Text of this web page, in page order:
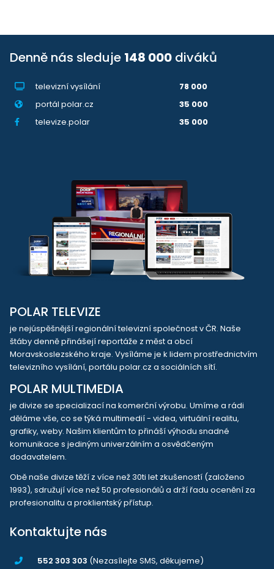
Denně nás sleduje 148 000 diváků
televizní vysílání
78 000
portál polar.cz
35 000
televize.polar
35 000
POLAR TELEVIZE
je nejúspěšnější regionální televizní společnost v ČR. Naše
štáby denně přinášejí reportáže z měst a obcí
Moravskoslezského kraje. Vysíláme je k lidem prostřednictvím
televizního vysílání, portálu polar.cz a sociálních sítí.
POLAR MULTIMEDIA
je divize se specializací na komerční výrobu. Umíme a rádi
děláme vše, co se týká multimedií - videa, virtuální realitu,
grafiky, weby. Našim klientům to přináší výhodu snadné
komunikace s jediným univerzálním a osvědčeným
dodavatelem.
Obě naše divize těží z více než 30ti let zkušeností (založeno
1993), sdružují více než 50 profesionálů a drží řadu ocenění za
profesionalitu a proklientský přístup.
Kontaktujte nás
552 303 303 (Nezasílejte SMS, děkujeme)